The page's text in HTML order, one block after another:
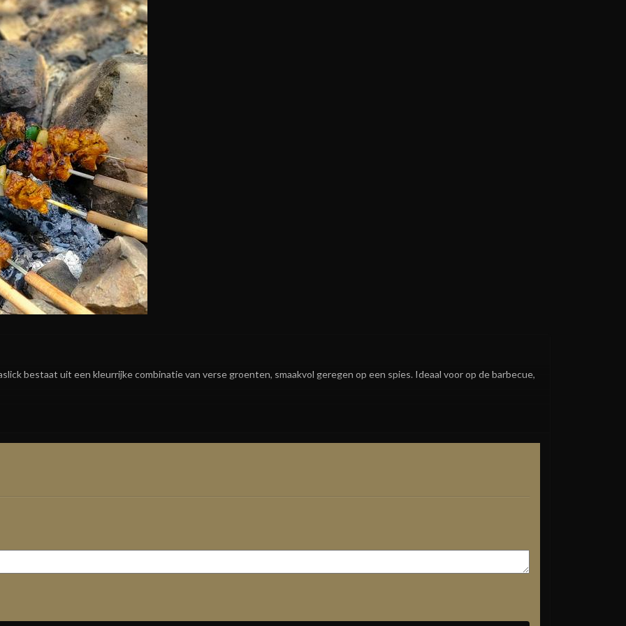
bestaat uit een kleurrijke combinatie van verse groenten, smaakvol geregen op een spies. Ideaal voor op de barbecue,